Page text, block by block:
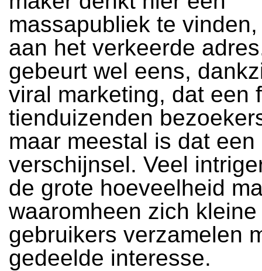
massapubliek te
aan het verkeerde
gebeurt wel eens,
viral marketing, dat een
tienduizenden
maar meestal is dat
verschijnsel. Veel
de grote hoeveelheid
waaromheen zich
gebruikers verzamelen
gedeelde interesse.